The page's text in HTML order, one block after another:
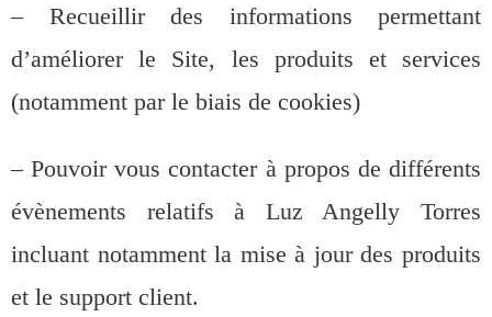
– Recueillir des informations permettant
d’améliorer le Site, les produits et services
(notamment par le biais de cookies)
– Pouvoir vous contacter à propos de différents
évènements relatifs à Luz Angelly Torres
incluant notamment la mise à jour des produits
et le support client.